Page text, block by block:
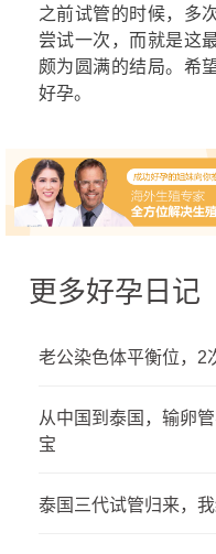
之前试管的时候，多
尝试一次，而就是这
颇为圆满的结局。希
好孕。
更多好孕日记
老公染色体平衡位，2
从中国到泰国，输卵
宝
泰国三代试管归来，